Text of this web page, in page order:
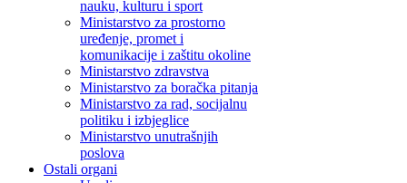
nauku, kulturu i sport
Ministarstvo za prostorno
uređenje, promet i
komunikacije i zaštitu okoline
Ministarstvo zdravstva
Ministarstvo za boračka pitanja
Ministarstvo za rad, socijalnu
politiku i izbjeglice
Ministarstvo unutrašnjih
poslova
Ostali organi